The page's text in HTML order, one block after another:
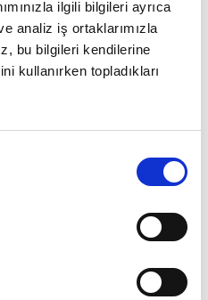
ilgili bilgileri ayrıca
analiz iş ortaklarımızla
bu bilgileri kendilerine
kullanırken topladıkları